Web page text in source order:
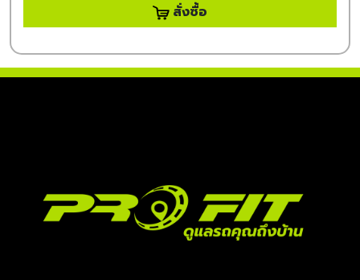
สั่งซื้อ